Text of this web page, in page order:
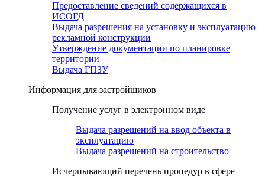
Предоставление сведений содержащихся в
ИСОГД
Выдача разрешения на установку и эксплуатацию
рекламной конструкции
Утверждение документации по планировке
территории
Выдача ГПЗУ
Информация для застройщиков
Получение услуг в электронном виде
Выдача разрешений на ввод объекта в
эксплуатацию
Выдача разрешений на строительство
Исчерпывающий перечень процедур в сфере